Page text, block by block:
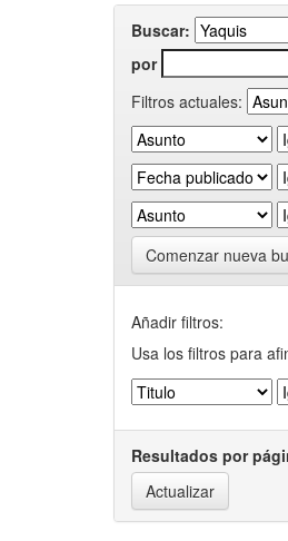
Buscar:
por
Filtros actuales:
Comenzar nueva
Añadir filtros:
Usa los filtros para
Resultados por